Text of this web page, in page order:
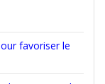
favoriser le